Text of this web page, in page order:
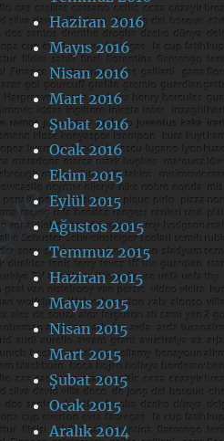
Haziran 2016
Mayıs 2016
Nisan 2016
Mart 2016
Şubat 2016
Ocak 2016
Ekim 2015
Eylül 2015
Ağustos 2015
Temmuz 2015
Haziran 2015
Mayıs 2015
Nisan 2015
Mart 2015
Şubat 2015
Ocak 2015
Aralık 2014